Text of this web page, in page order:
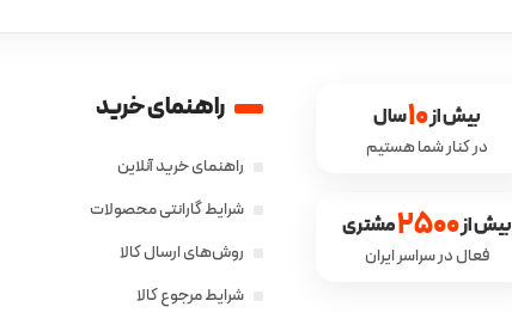
در کنار شما هستیم
بیش از 10
فعال در سراسر ایران
بیش از 2500
راهنمای خرید
راهنمای خرید آنلاین
شرایط گارانتی محصولات
روش‌های ارسال کالا
شرایط مرجوع کالا